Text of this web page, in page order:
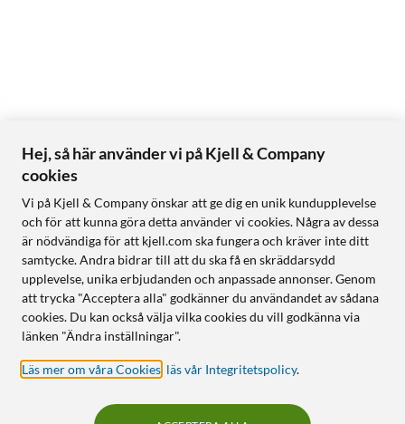
Hej, så här använder vi på Kjell & Company
cookies
Vi på Kjell & Company önskar att ge dig en unik kundupplevelse
och för att kunna göra detta använder vi cookies. Några av dessa
är nödvändiga för att kjell.com ska fungera och kräver inte ditt
samtycke. Andra bidrar till att du ska få en skräddarsydd
upplevelse, unika erbjudanden och anpassade annonser. Genom
att trycka "Acceptera alla" godkänner du användandet av sådana
cookies. Du kan också välja vilka cookies du vill godkänna via
länken "Ändra inställningar".
Läs mer om våra Cookies läs vår Integritetspolicy.